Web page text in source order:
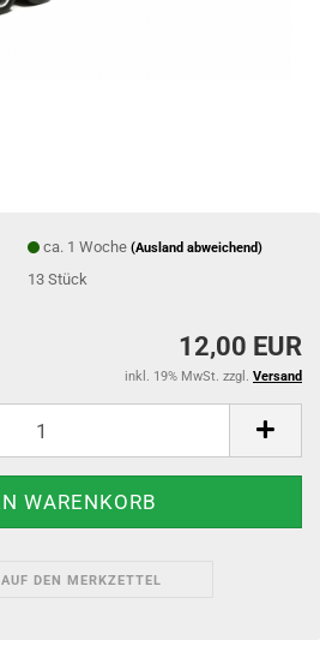
ca. 1 Woche(Ausland abweichend)
13Stück
12,00 EUR
inkl. 19% MwSt. zzgl. Versand
AUF DEN MERKZETTEL